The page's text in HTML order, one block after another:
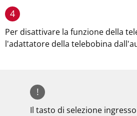
4
Per disattivare la funzione della
l'adattatore della telebobina
!
Il tasto di selezione